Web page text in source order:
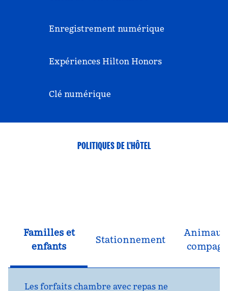
Enregistrement numérique
Expériences Hilton Honors
Clé numérique
POLITIQUES DE L'HÔTEL
Familles et
enfants
Stationnement
Les forfaits chambre avec repas ne